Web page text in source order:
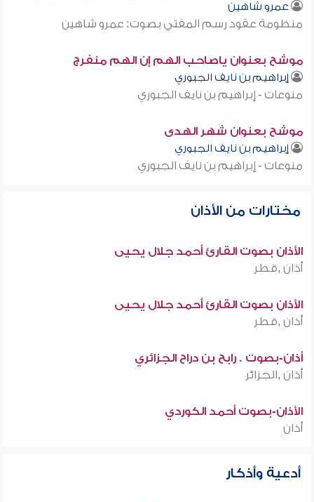
عمرو شاهين
منظومة عقود رسم المفتي بصوت: عمرو شاهين
موشح بعنوان ياصاحب الهم إن الهم منفرج
إبراهيم بن نايف الجبوري
منوعات - إبراهيم بن نايف الجبوري
موشح بعنوان شهر الهدى
إبراهيم بن نايف الجبوري
منوعات - إبراهيم بن نايف الجبوري
مختارات من الأذان
الأذان بصوت القارئ أحمد جلال يحيى
أذان ,قطر
الأذان بصوت القارئ أحمد جلال يحيى
أذان ,قطر
أذان-بصوت . رابح بن دراح الجزائري
أذان ,الجزائر
الأذان-بصوت أحمد الكوردي
أذان
أدعية وأذكار